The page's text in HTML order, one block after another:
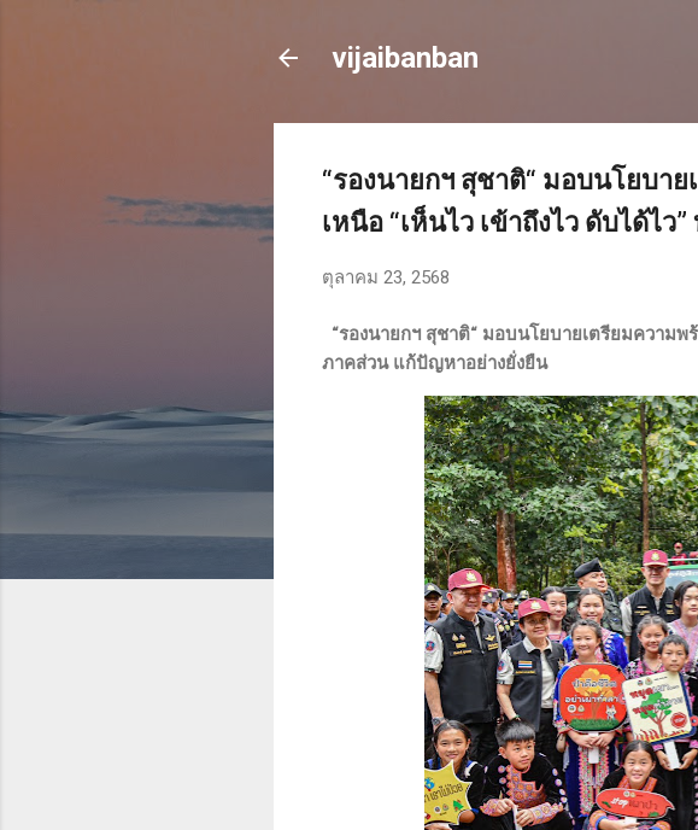
vijaibanban
“รองนายกฯ สุชาติ“ มอบนโยบ
เหนือ “เห็นไว เข้าถึงไว ดับได้ไ
ตุลาคม 23, 2568
“รองนายกฯ สุชาติ“ มอบนโยบายเตรียมความ
ภาคส่วน แก้ปัญหาอย่างยั่งยืน